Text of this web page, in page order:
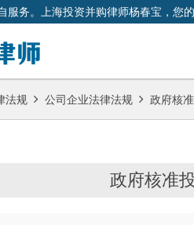
服务。上海投资并购律师杨春宝，您
法规 公司企业法律法规 政府核
政府核准